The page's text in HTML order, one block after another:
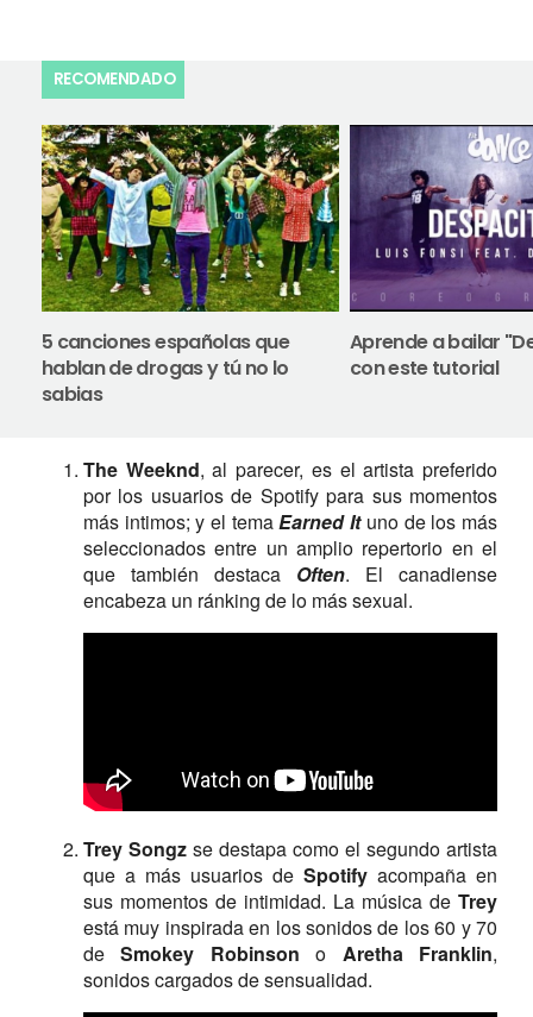
RECOMENDADO
5 canciones españolas que
hablan de drogas y tú no lo
sabias
Aprende a bailar
con este tutorial
The Weeknd, al parecer, es el artista preferido
por los usuarios de Spotify para sus momentos
más intimos; y el temaEarned It uno de los más
seleccionados entre un amplio repertorio en el
que también destaca Often. El canadiense
encabeza un ránking de lo más sexual.
Trey Songzse destapa como el segundo artista
que a más usuarios deSpotify acompaña en
sus momentos de intimidad. La música deTrey
está muy inspirada en los sonidos de los 60 y 70
deSmokey Robinson o Aretha Franklin,
sonidos cargados de sensualidad.